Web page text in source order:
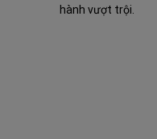
hành vượt trội.